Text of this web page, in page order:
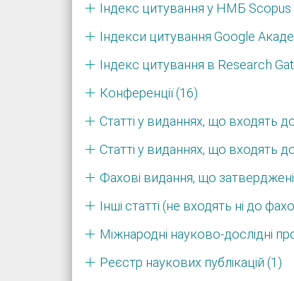
Індекс цитування у НМБ Scopus
Індекси цитування Google
Індекс цитування в Research
Конференції (16)
Статті у виданнях, що входять
Статті у виданнях, що входять
Фахові видання, що
Інші статті (не входять ні до
Міжнародні науково-дослідні
Реєстр наукових публікацій (1)